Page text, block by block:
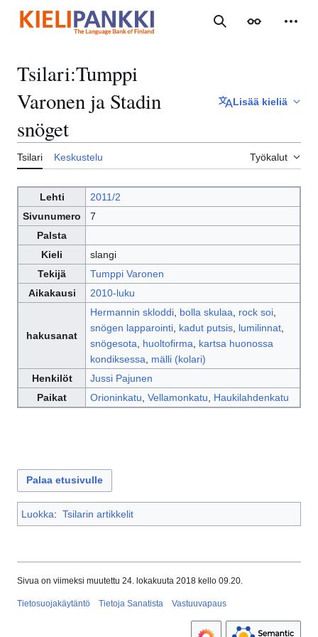
sisältöön
Haku Ulkoasu
Tsilari:Tumppi
Varonen ja Stadin
snöget
Lisää kieliä
Tsilari Keskustelu Työkalut
Lehti
2011/2
Sivunumero
7
Palsta
Kieli
slangi
Tekijä
Tumppi Varonen
Aikakausi
2010-luku
hakusanat
Hermannin skloddi, bolla skulaa rock soi,
snögen lapparointi, kadut putsis, lumilinnat,
snögesota
huoltofirma
kartsa huonossa
kondiksessa
mälli (kolari)
Henkilöt
Jussi Pajunen
Paikat
Orioninkatu Vellamonkatu Haukilahdenkatu
Palaa etusivulle
Luokka: Tsilarin artikkelit
Sivua on viimeksi muutettu 24. lokakuuta 2018 kello 09.20.
Tietosuojakäytäntö Tietoja Sanatista Vastuuvapaus